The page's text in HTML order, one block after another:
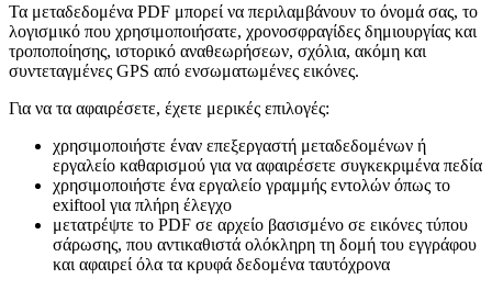
Τα μεταδεδομένα PDF μπορεί να περιλαμβάνουν το όνομά σας, το
λογισμικό που χρησιμοποιήσατε, χρονοσφραγίδες δημιουργίας και
τροποποίησης, ιστορικό αναθεωρήσεων, σχόλια, ακόμη και
συντεταγμένες GPS από ενσωματωμένες εικόνες.
Για να τα αφαιρέσετε, έχετε μερικές επιλογές:
χρησιμοποιήστε έναν επεξεργαστή μεταδεδομένων ή
εργαλείο καθαρισμού για να αφαιρέσετε συγκεκριμένα πεδία
χρησιμοποιήστε ένα εργαλείο γραμμής εντολών όπως το
exiftool για πλήρη έλεγχο
μετατρέψτε το PDF σε αρχείο βασισμένο σε εικόνες τύπου
σάρωσης, που αντικαθιστά ολόκληρη τη δομή του εγγράφου
και αφαιρεί όλα τα κρυφά δεδομένα ταυτόχρονα